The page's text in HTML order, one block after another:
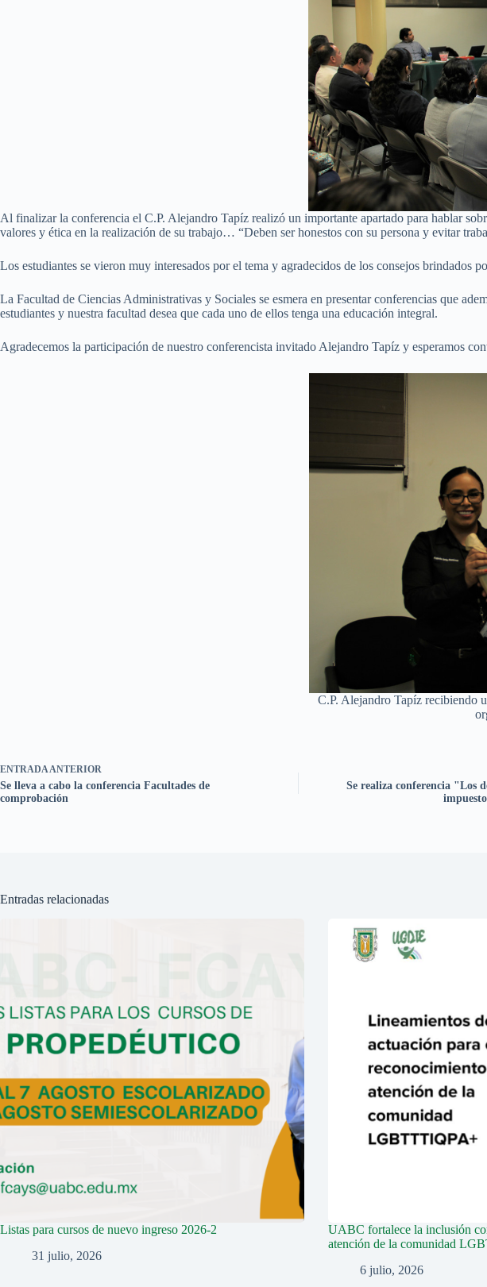
Al finalizar la conferencia el C.P. Alejandro Tapíz realizó un importante apartado para hablar
valores y ética en la realización de su trabajo… “Deben ser honestos con su persona y evitar
Los estudiantes se vieron muy interesados por el tema y agradecidos de los consejos brindados
La Facultad de Ciencias Administrativas y Sociales se esmera en presentar conferencias que
estudiantes y nuestra facultad desea que cada uno de ellos tenga una educación integral.
Agradecemos la participación de nuestro conferencista invitado Alejandro Tapíz y esperamos
C.P. Alejandro Tapíz recibiendo
ENTRADAANTERIOR
Se lleva a cabo la conferencia Facultades de
comprobación
Se realiza conferencia "Los
Entradas relacionadas
Listas para cursos de nuevo ingreso 2026-2
31 julio, 2026
UABC fortalece la inclusión
atención de la comunidad
6 julio, 2026